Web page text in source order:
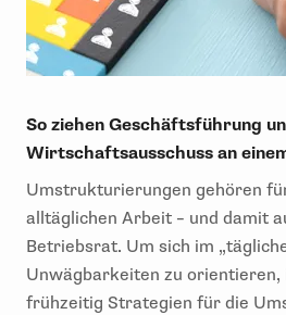
So ziehen Geschäftsführung
Wirtschaftsausschuss an
Umstrukturierungen gehören
alltäglichen Arbeit – und damit
Betriebsrat. Um sich im
Unwägbarkeiten zu orientieren,
frühzeitig Strategien für die